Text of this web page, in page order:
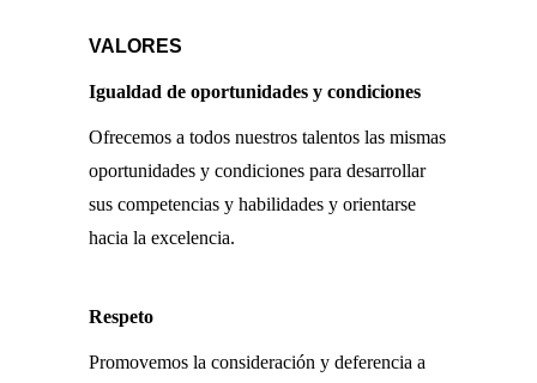
VALORES
Igualdad de oportunidades y condiciones
Ofrecemos a todos nuestros talentos las mismas
oportunidades y condiciones para desarrollar
sus competencias y habilidades y orientarse
hacia la excelencia.
Respeto
Promovemos la consideración y deferencia a